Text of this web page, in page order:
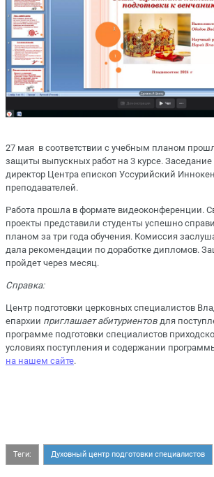
27 мая в соответствии с учебным планом
защиты выпускных работ на 3 курсе.
директор Центра епископ Уссурийский
преподавателей.
Работа прошла в формате видеоконференции.
проекты представили студенты успешно
планом за три года обучения. Комиссия
дала рекомендации по доработке дипломов.
пройдет через месяц.
Справка:
Центр подготовки церковных специалистов
епархии приглашает абитуриентов для
программе подготовки специалистов
условиях поступления и содержании
на нашем сайте.
Теги: Духовный центр подготовки специалистов